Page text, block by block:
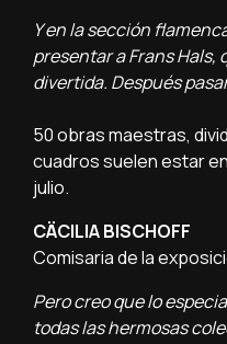
Y en la sección
presentar a Frans
divertida. Después
50 obras maestras,
cuadros suelen estar
julio.
CÄCILIA BISCHOFF
Comisaria de la
Pero creo que lo
todas las hermosas